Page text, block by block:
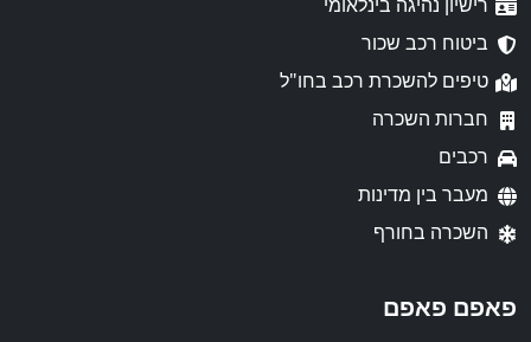
ביטוח רכב שכור
טיפים להשכרת רכב בחו"ל
חברות השכרה
רכבים
מעבר בין מדינות
השכרה בחורף
פאפם פאפם